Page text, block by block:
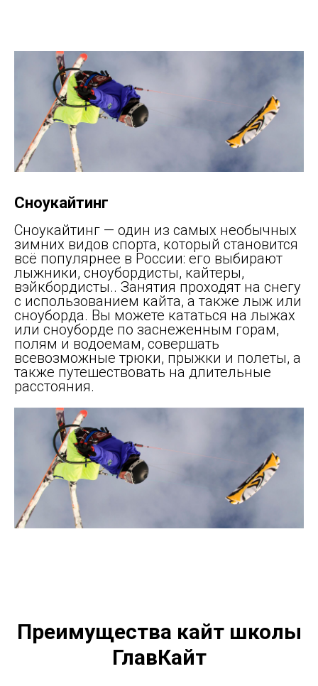
Сноукайтинг
Сноукайтинг — один из самых необычных
зимних видов спорта, который становится
всё популярнее в России: его выбирают
лыжники, сноубордисты, кайтеры,
вэйкбордисты.. Занятия проходят на снегу
с использованием кайта, а также лыж или
сноуборда. Вы можете кататься на лыжах
или сноуборде по заснеженным горам,
полям и водоемам, совершать
всевозможные трюки, прыжки и полеты, а
также путешествовать на длительные
расстояния.
Преимущества кайт школы
ГлавКайт